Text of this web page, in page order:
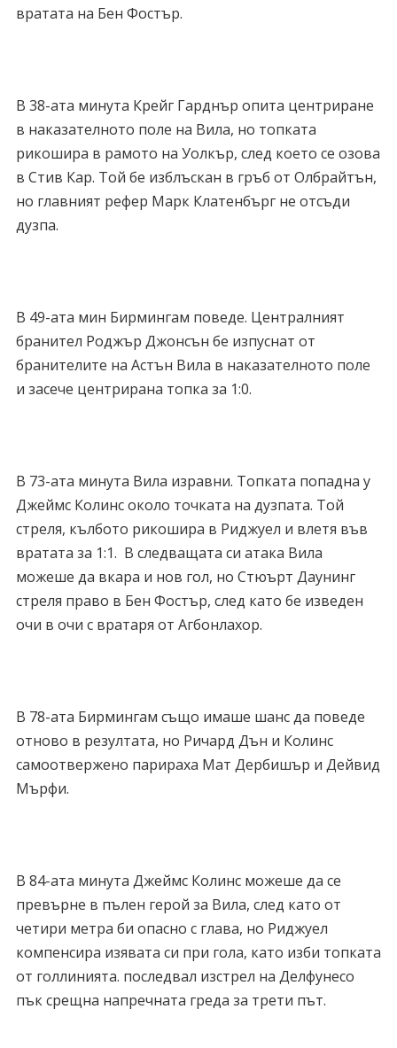
вратата на Бен Фостър.
В 38-ата минута Крейг Гарднър опита центриране
в наказателното поле на Вила, но топката
рикошира в рамото на Уолкър, след което се озова
в Стив Кар. Той бе изблъскан в гръб от Олбрайтън,
но главният рефер Марк Клатенбърг не отсъди
дузпа.
В 49-ата мин Бирмингам поведе. Централният
бранител Роджър Джонсън бе изпуснат от
бранителите на Астън Вила в наказателното поле
и засече центрирана топка за 1:0.
В 73-ата минута Вила изравни. Топката попадна у
Джеймс Колинс около точката на дузпата. Той
стреля, кълбото рикошира в Риджуел и влетя във
вратата за 1:1. В следващата си атака Вила
можеше да вкара и нов гол, но Стюърт Даунинг
стреля право в Бен Фостър, след като бе изведен
очи в очи с вратаря от Агбонлахор.
В 78-ата Бирмингам също имаше шанс да поведе
отново в резултата, но Ричард Дън и Колинс
самоотвержено парираха Мат Дербишър и Дейвид
Мърфи.
В 84-ата минута Джеймс Колинс можеше да се
превърне в пълен герой за Вила, след като от
четири метра би опасно с глава, но Риджуел
компенсира изявата си при гола, като изби топката
от голлинията. последвал изстрел на Делфунесо
пък срещна напречната греда за трети път.